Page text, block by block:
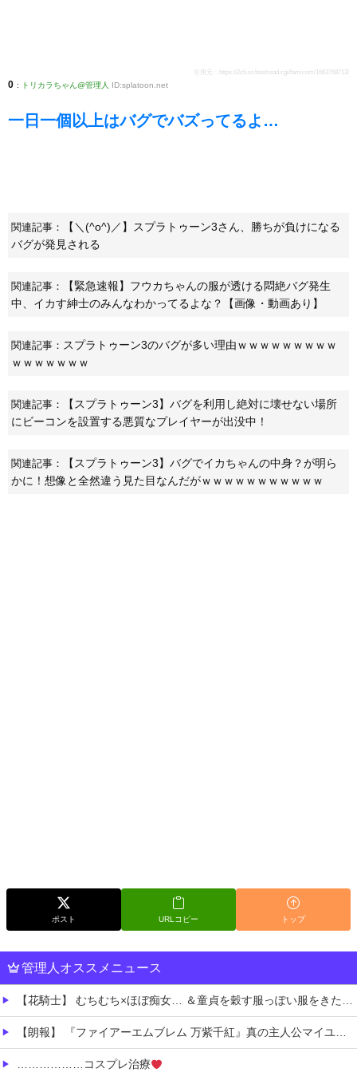
引用元： https://2ch.sc/test/read.cgi/famicom/1663768713/
0 : トリカラちゃん@管理人 ID:splatoon.net
一日一個以上はバグでバズってるよ…
関連記事：
【＼(^o^)／】スプラトゥーン3さん、勝ちが負けになる
バグが発見される
関連記事：
【緊急速報】フウカちゃんの服が透ける悶絶バグ発生
中、イカす紳士のみんなわかってるよな？【画像・動画あり】
関連記事： スプラトゥーン3のバグが多い理由ｗｗｗｗｗｗｗｗｗ
ｗｗｗｗｗｗｗ
関連記事：
【スプラトゥーン3】バグを利用し絶対に壊せない場所
にビーコンを設置する悪質なプレイヤーが出没中！
関連記事：
【スプラトゥーン3】バグでイカちゃんの中身？が明ら
かに！想像と全然違う見た目なんだがｗｗｗｗｗｗｗｗｗｗｗ
ポスト URLコピー トップ
管理人オススメニュース
【花騎士】 むちむち×ほぼ痴女… ＆童貞を穀す服っぽい服をきたホウオウボクへの反応！！！
【朗報】 『ファイアーエムブレム 万紫千紅』真の主人公マイユニはキャラメイクが可能
………………コスプレ治療